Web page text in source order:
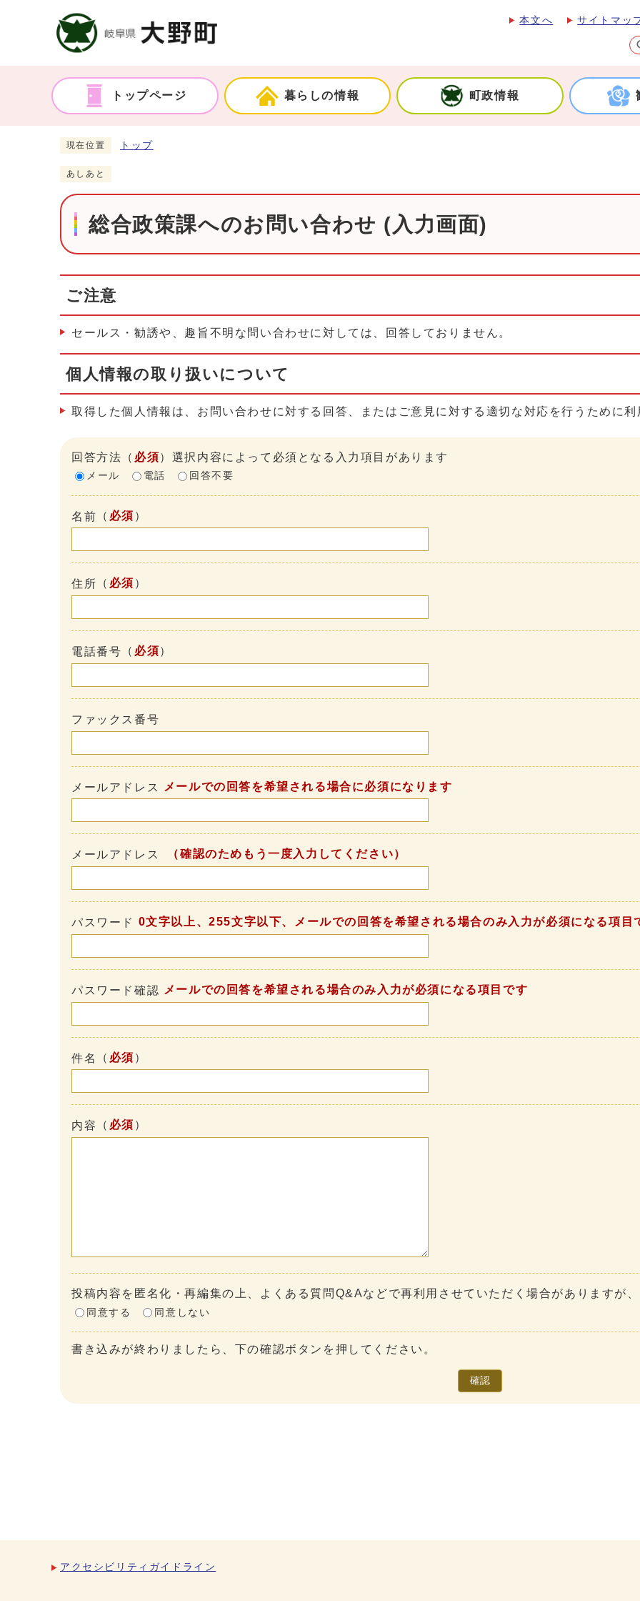
本文へ サイトマッ
トップページ 暮らしの情報 町政情報
現在位置 トップ
あしあと
総合政策課へのお問い合わせ (入力画面)
ご注意
セールス・勧誘や、趣旨不明な問い合わせに対しては、回答しておりません。
個人情報の取り扱いについて
取得した個人情報は、お問い合わせに対する回答、またはご意見に対する適切な対応を行うために
回答方法 （ 必須）選択内容によって必須となる入力項目があります
メール 電話 回答不要
名前 （ 必須 ）
住所 （ 必須 ）
電話番号 （ 必須）
ファックス番号
メールアドレス メールでの回答を希望される場合に必須になります
メールアドレス （確認のためもう一度入力してください）
パスワード 0文字以上、255文字以下、メールでの回答を希望される場合のみ入力が必須になる項目
パスワード確認 メールでの回答を希望される場合のみ入力が必須になる項目です
件名 （ 必須 ）
内容 （ 必須 ）
投稿内容を匿名化・再編集の上、よくある質問Q&Aなどで再利用させていただく場合がありますが
同意する 同意しない
書き込みが終わりましたら、下の確認ボタンを押してください。
確認
アクセシビリティガイドライン